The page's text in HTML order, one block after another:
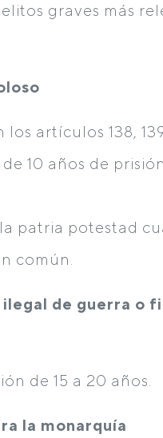
graves más
artículos 138, 139
10 años de
patria potestad
común.
de guerra o
de 15 a 20 años.
la monarquía